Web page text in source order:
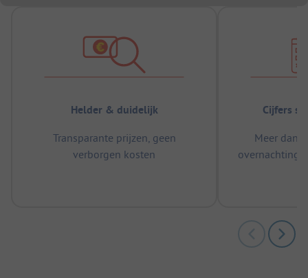
Helder & duidelijk
Transparante prijzen, geen
verborgen kosten
Cijfers
Meer dan